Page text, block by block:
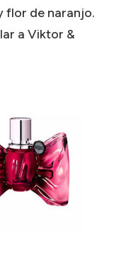
flor de naranjo.
a Viktor &